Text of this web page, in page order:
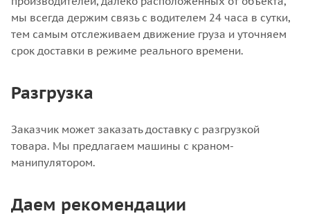
мы всегда держим связь с водителем 24 часа в сутки,
тем самым отслеживаем движение груза и уточняем
срок доставки в режиме реального времени.
Разгрузка
Заказчик может заказать доставку с разгрузкой
товара. Мы предлагаем машины с краном-
манипулятором.
Даем рекомендации